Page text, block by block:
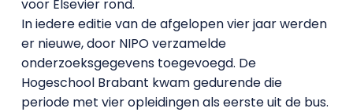
voor Elsevier rond.
In iedere editie van de afgelopen vier jaar werden
er nieuwe, door NIPO verzamelde
onderzoeksgegevens toegevoegd. De
Hogeschool Brabant kwam gedurende die
periode met vier opleidingen als eerste uit de bus.